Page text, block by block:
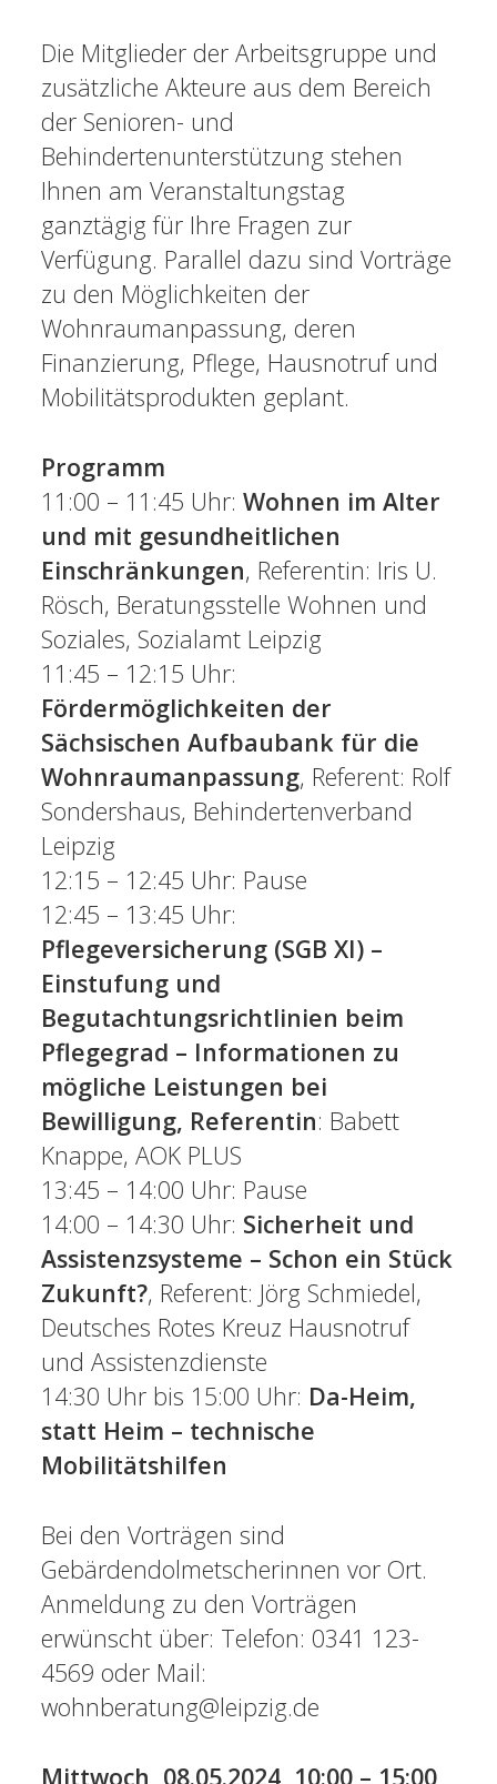
Die Mitglieder der Arbeitsgruppe und
zusätzliche Akteure aus dem Bereich
der Senioren- und
Behindertenunterstützung stehen
Ihnen am Veranstaltungstag
ganztägig für Ihre Fragen zur
Verfügung. Parallel dazu sind Vorträge
zu den Möglichkeiten der
Wohnraumanpassung, deren
Finanzierung, Pflege, Hausnotruf und
Mobilitätsprodukten geplant.
Programm
11:00 – 11:45 Uhr:Wohnen im Alter
und mit gesundheitlichen
Einschränkungen, Referentin: Iris U.
Rösch, Beratungsstelle Wohnen und
Soziales, Sozialamt Leipzig
11:45 – 12:15 Uhr:
Fördermöglichkeiten der
Sächsischen Aufbaubank für die
Wohnraumanpassung, Referent: Rolf
Sondershaus, Behindertenverband
Leipzig
12:15 – 12:45 Uhr: Pause
12:45 – 13:45 Uhr:
Pflegeversicherung (SGB XI) –
Einstufung und
Begutachtungsrichtlinien beim
Pflegegrad – Informationen zu
mögliche Leistungen bei
Bewilligung, Referentin: Babett
Knappe, AOK PLUS
13:45 – 14:00 Uhr: Pause
14:00 – 14:30 Uhr: Sicherheit und
Assistenzsysteme – Schon ein Stück
Zukunft?, Referent: Jörg Schmiedel,
Deutsches Rotes Kreuz Hausnotruf
und Assistenzdienste
14:30 Uhr bis 15:00 Uhr: Da-Heim,
statt Heim – technische
Mobilitätshilfen
Bei den Vorträgen sind
Gebärdendolmetscherinnen vor Ort.
Anmeldung zu den Vorträgen
erwünscht über: Telefon: 0341 123-
4569 oder Mail:
wohnberatung@leipzig.de
Mittwoch, 08.05.2024, 10:00 – 15:00